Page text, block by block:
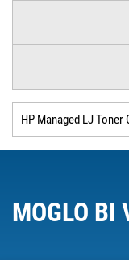
HP Managed LJ Toner
MOGLO BI